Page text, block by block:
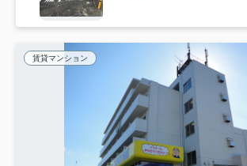
賃貸マンション